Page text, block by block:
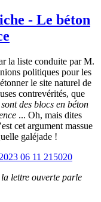
- Le béton
la liste conduite par M.
politiques pour les
le site naturel de
contrevérités, que
des blocs en béton
... Oh, mais dites
cet argument massue
galéjade !
lettre ouverte parle